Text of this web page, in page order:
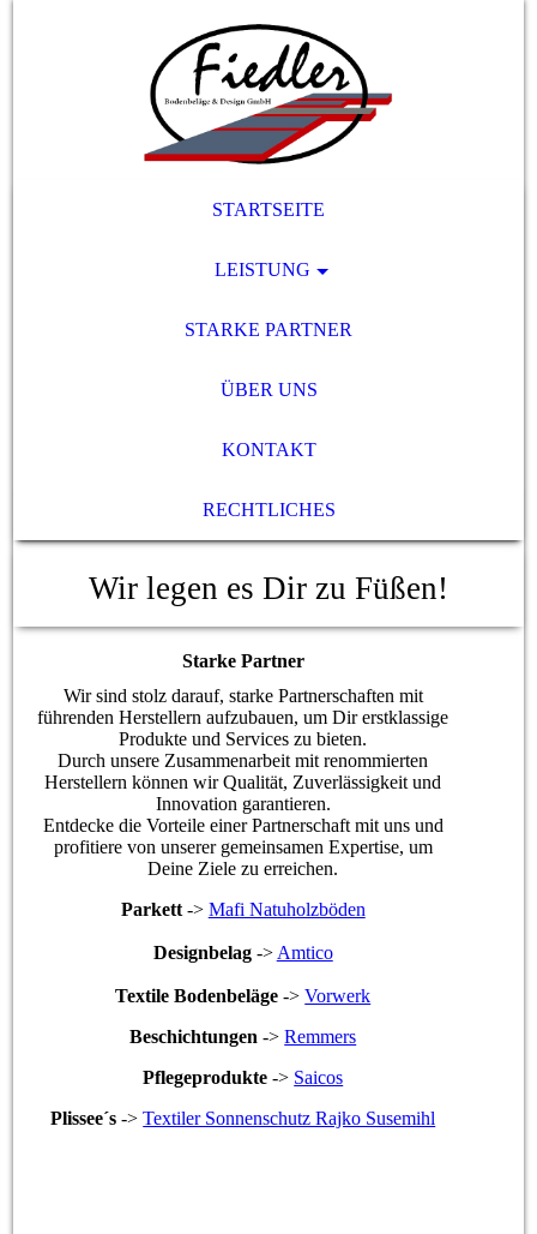
STARTSEITE
LEISTUNG
STARKE PARTNER
ÜBER UNS
KONTAKT
RECHTLICHES
Wir legen es Dir zu Füßen!
Starke Partner
Wir sind stolz darauf, starke Partnerschaften mit
führenden Herstellern aufzubauen, um Dir erstklassige
Produkte und Services zu bieten.
Durch unsere Zusammenarbeit mit renommierten
Herstellern können wir Qualität, Zuverlässigkeit und
Innovation garantieren.
Entdecke die Vorteile einer Partnerschaft mit uns und
profitiere von unserer gemeinsamen Expertise, um
Deine Ziele zu erreichen.
Parkett-> Mafi Natuholzböden
Designbelag-> Amtico
Textile Bodenbeläge ->Vorwerk
Beschichtungen ->Remmers
Pflegeprodukte -> Saicos
Plissee´s ->Textiler Sonnenschutz Rajko Susemihl